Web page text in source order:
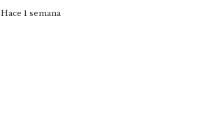
Hace 1 semana